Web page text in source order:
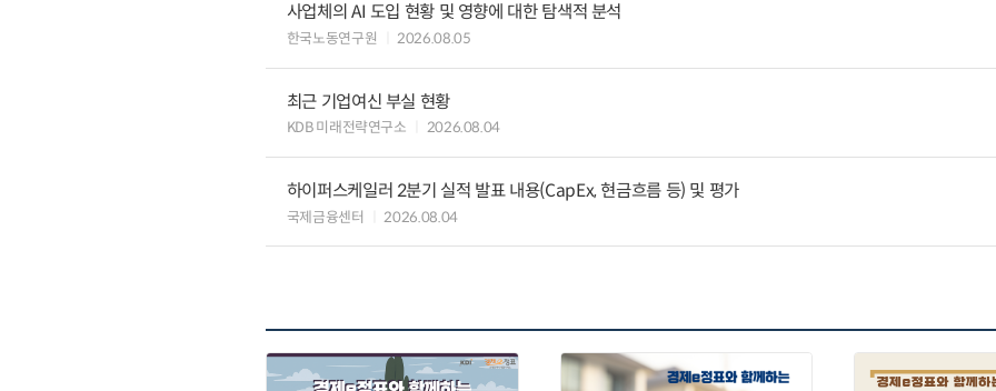
사업체의 AI 도입 현황 및 영향에 대한 탐색적 분석
한국노동연구원 2026.08.05
최근 기업여신 부실 현황
KDB 미래전략연구소 2026.08.04
하이퍼스케일러 2분기 실적 발표 내용(CapEx, 현금흐름 등) 및 평가
국제금융센터 2026.08.04